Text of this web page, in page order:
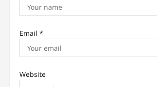
Email *
Website